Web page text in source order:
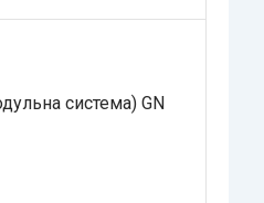
система) GN